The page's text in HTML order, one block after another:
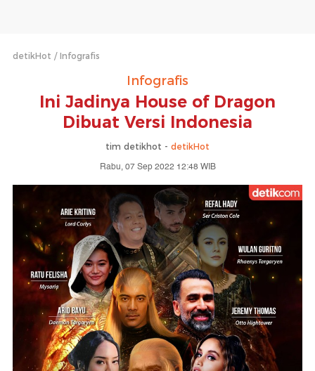
detikHot Infografis
Infografis
Ini Jadinya House of Dragon
Dibuat Versi Indonesia
tim detikhot - detikHot
Rabu, 07 Sep 2022 12:48 WIB